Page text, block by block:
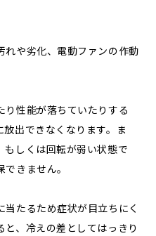
れや劣化、電動ファンの作動
り性能が落ちていたりする
出できなくなります。ま
もしくは回転が弱い状態で
きません。
たるため症状が目立ちにく
、冷えの差としてはっきり